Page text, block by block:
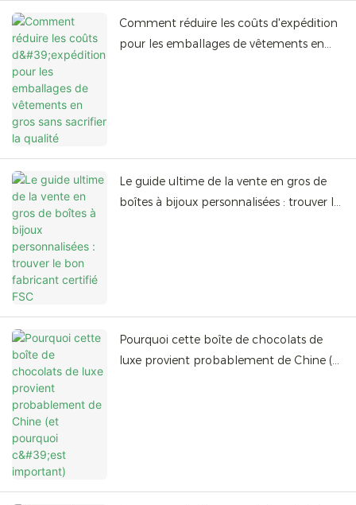
Comment réduire les coûts d'expédition
pour les emballages de vêtements en
Le guide ultime de la vente en gros de
boîtes à bijoux personnalisées : trouver le
Pourquoi cette boîte de chocolats de
luxe provient probablement de Chine (et